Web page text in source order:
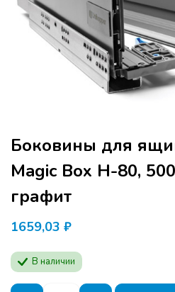
Боковины для
Magic Box H-80,
графит
1659,03 ₽
В наличии